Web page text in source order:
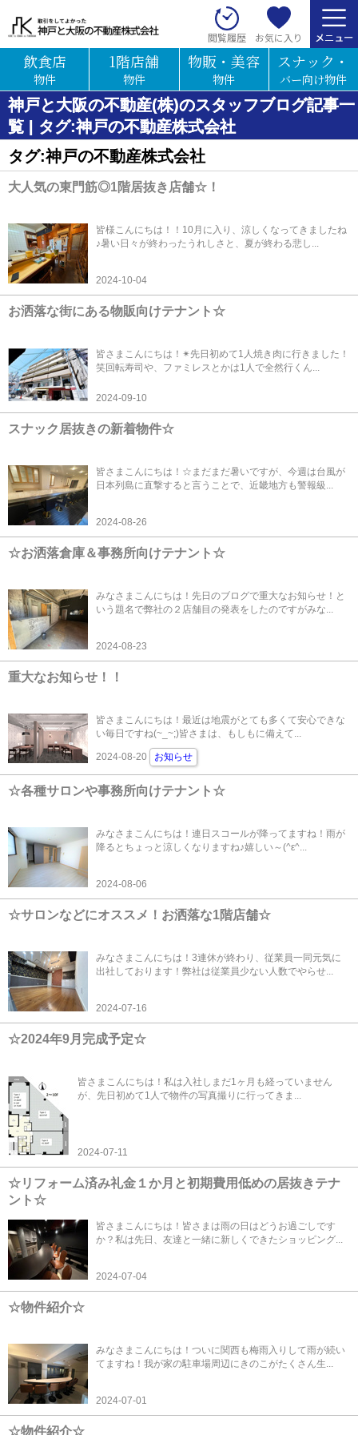
閲覧履歴 お気に入り
飲食店
物件
1階店舗
物件
物販・美容
物件
スナック・
バー向け物件
神戸と大阪の不動産(株)のスタッフブログ記事一
覧 | タグ:神戸の不動産株式会社
タグ:神戸の不動産株式会社
大人気の東門筋◎1階居抜き店舗☆！
皆様こんにちは！！10月に入り、涼しくなってきましたね
♪暑い日々が終わったうれしさと、夏が終わる悲し...
2024-10-04
お洒落な街にある物販向けテナント☆
皆さまこんにちは！✴先日初めて1人焼き肉に行きました！
笑回転寿司や、ファミレスとかは1人で全然行くん...
2024-09-10
スナック居抜きの新着物件☆
皆さまこんにちは！☆まだまだ暑いですが、今週は台風が
日本列島に直撃すると言うことで、近畿地方も警報級...
2024-08-26
☆お洒落倉庫＆事務所向けテナント☆
みなさまこんにちは！先日のブログで重大なお知らせ！と
いう題名で弊社の２店舗目の発表をしたのですがみな...
2024-08-23
重大なお知らせ！！
皆さまこんにちは！最近は地震がとても多くて安心できな
い毎日ですね(~_~;)皆さまは、もしもに備えて...
2024-08-20 お知らせ
☆各種サロンや事務所向けテナント☆
みなさまこんにちは！連日スコールが降ってますね！雨が
降るとちょっと涼しくなりますね♪嬉しい～(^ε^...
2024-08-06
☆サロンなどにオススメ！お洒落な1階店舗☆
みなさまこんにちは！3連休が終わり、従業員一同元気に
出社しております！弊社は従業員少ない人数でやらせ...
2024-07-16
☆2024年9月完成予定☆
皆さまこんにちは！私は入社しまだ1ヶ月も経っていません
が、先日初めて1人で物件の写真撮りに行ってきま...
2024-07-11
☆リフォーム済み礼金１か月と初期費用低めの居抜きテナ
ント☆
皆さまこんにちは！皆さまは雨の日はどうお過ごしです
か？私は先日、友達と一緒に新しくできたショッピング...
2024-07-04
☆物件紹介☆
みなさまこんにちは！ついに関西も梅雨入りして雨が続い
てますね！我が家の駐車場周辺にきのこがたくさん生...
2024-07-01
☆物件紹介☆